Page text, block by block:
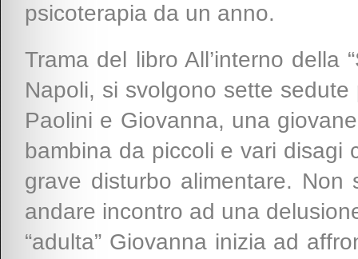
psicoterapia da un anno.
Trama del libro All’interno della
Napoli, si svolgono sette
Paolini e Giovanna, una
bambina da piccoli e vari disagi
grave disturbo alimentare.
andare incontro ad una
“adulta” Giovanna inizia ad